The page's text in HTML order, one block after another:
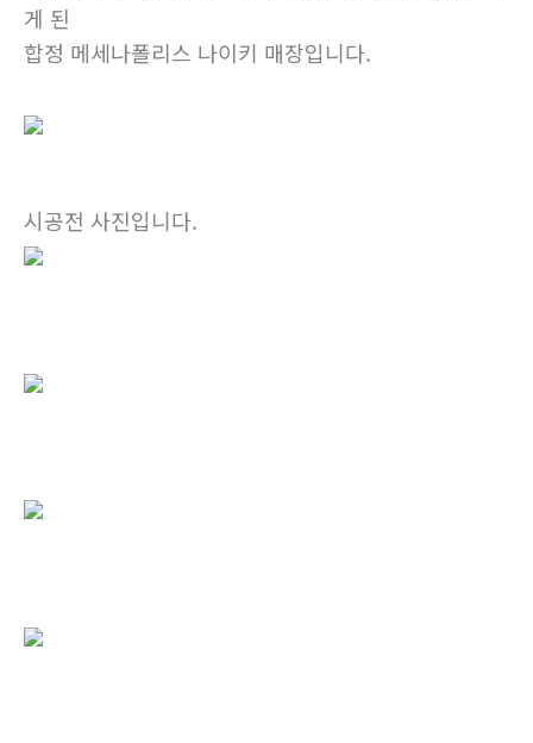
게 된
합정 메세나폴리스 나이키 매장입니다.
시공전 사진입니다.